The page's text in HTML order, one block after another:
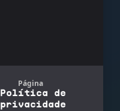
Página
Política de
privacidade